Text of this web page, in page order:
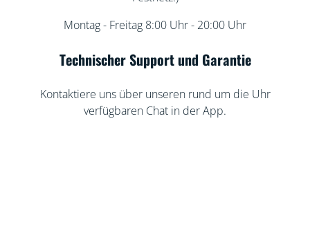
Montag - Freitag 8:00 Uhr - 20:00 Uhr
Technischer Support und Garantie
Kontaktiere uns über unseren rund um die Uhr
verfügbaren Chat in der App.